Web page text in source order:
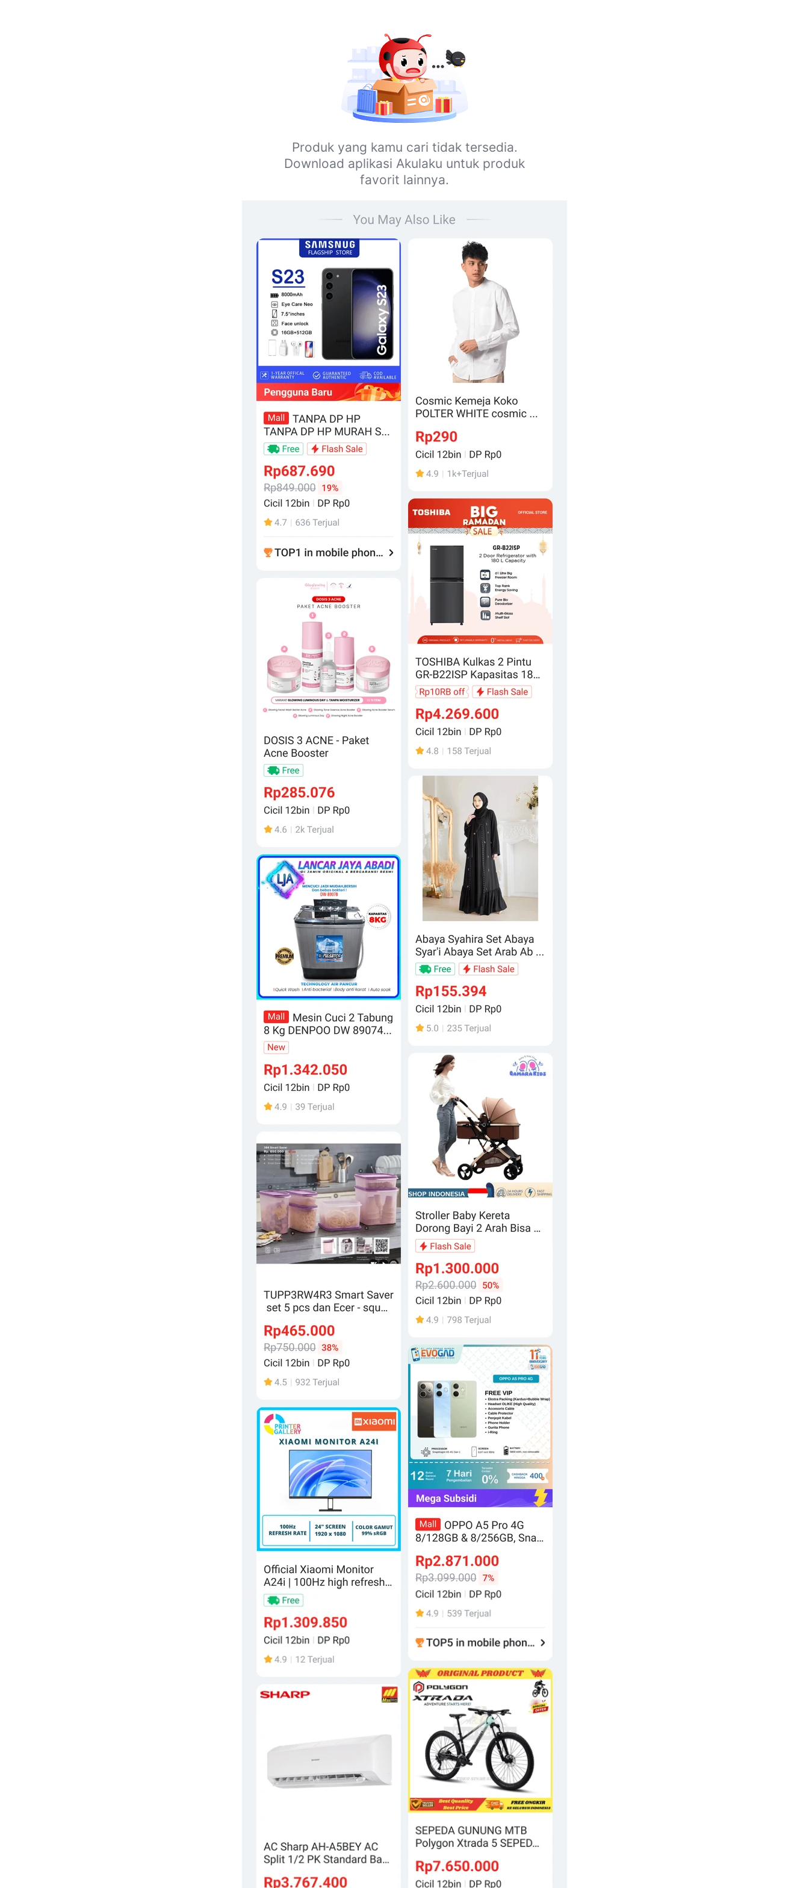
Produk yang kamu cari tidak tersedia.
Download aplikasi Akulaku untuk produk
favorit lainnya.